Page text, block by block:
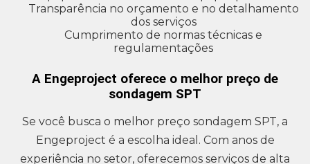
Transparência no orçamento e no detalhamento
dos serviços
Cumprimento de normas técnicas e
regulamentações
A Engeproject oferece o melhor preço de
sondagem SPT
Se você busca o melhor preço sondagem SPT, a
Engeproject é a escolha ideal. Com anos de
experiência no setor, oferecemos serviços de alta